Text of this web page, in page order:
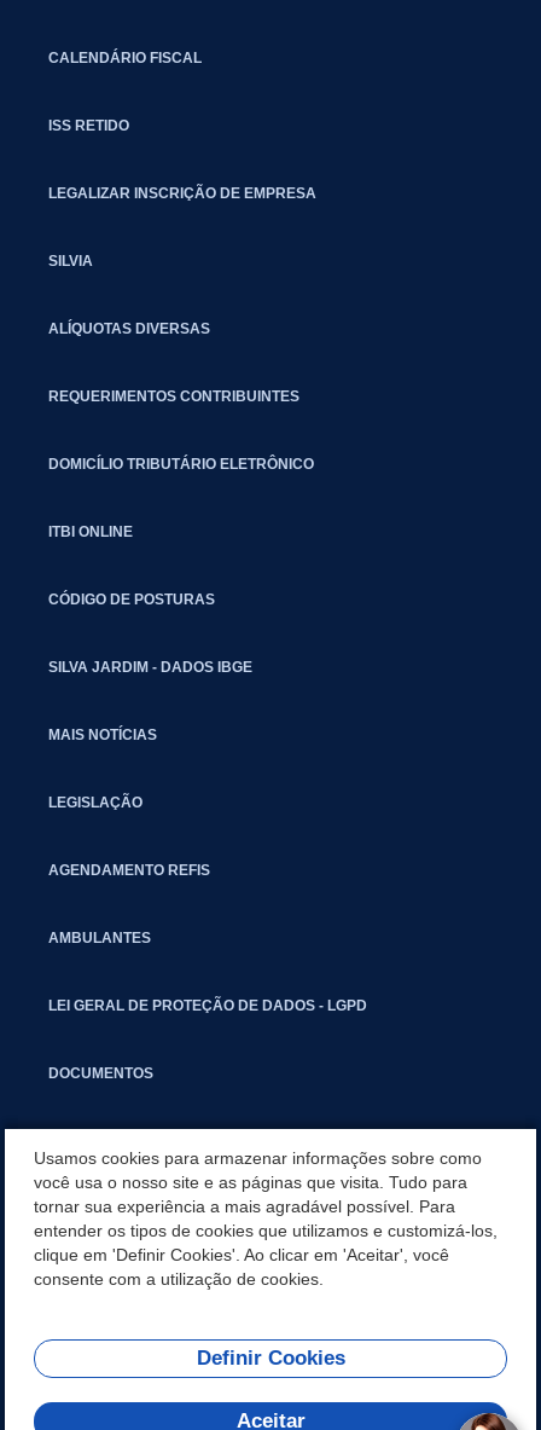
CALENDÁRIO FISCAL
ISS RETIDO
LEGALIZAR INSCRIÇÃO DE EMPRESA
SILVIA
ALÍQUOTAS DIVERSAS
REQUERIMENTOS CONTRIBUINTES
DOMICÍLIO TRIBUTÁRIO ELETRÔNICO
ITBI ONLINE
CÓDIGO DE POSTURAS
SILVA JARDIM - DADOS IBGE
MAIS NOTÍCIAS
LEGISLAÇÃO
AGENDAMENTO REFIS
AMBULANTES
LEI GERAL DE PROTEÇÃO DE DADOS - LGPD
DOCUMENTOS
COMITÊ GESTOR MUNICIPAL
GUIA RÁPIDO
REDES SOCIAIS
Usamos cookies para armazenar informações sobre como
você usa o nosso site e as páginas que visita. Tudo para
tornar sua experiência a mais agradável possível. Para
entender os tipos de cookies que utilizamos e customizá-los,
clique em 'Definir Cookies'. Ao clicar em 'Aceitar', você
consente com a utilização de cookies.
Definir Cookies
Aceitar